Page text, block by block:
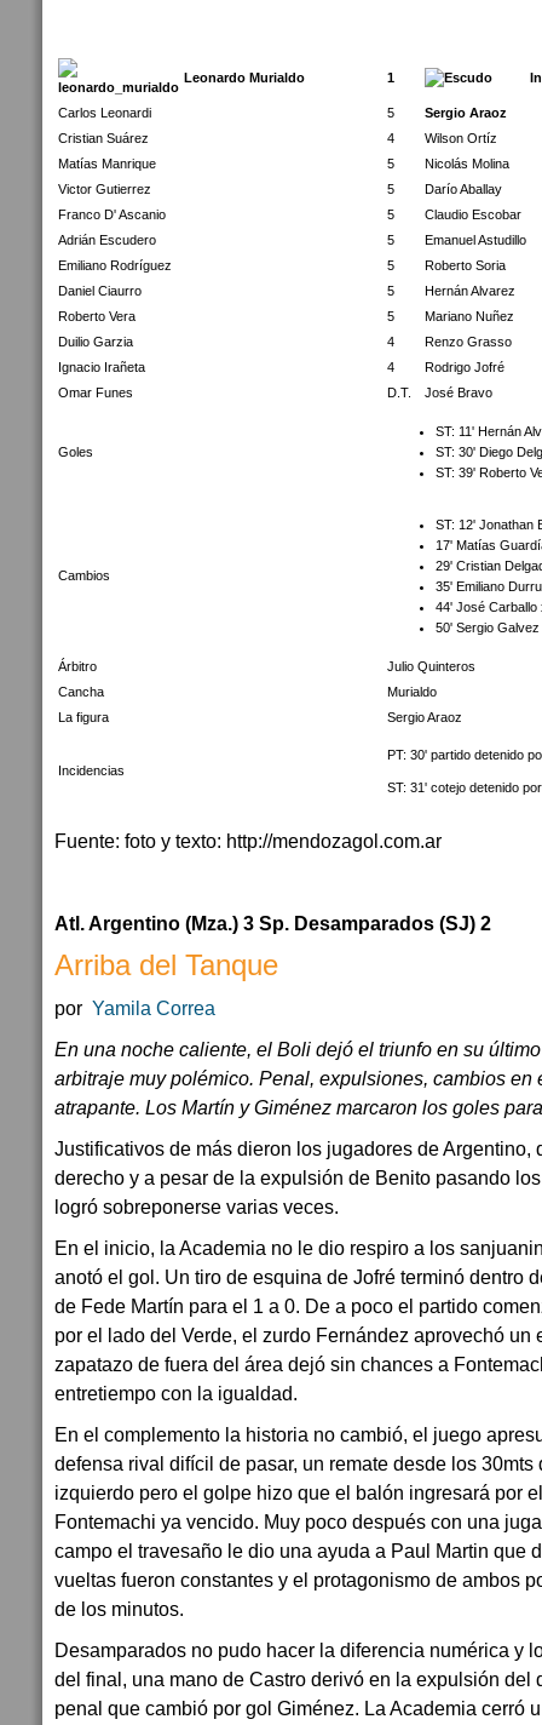
Leonardo Murialdo 1
Carlos Leonardi 5
Sergio Araoz
Cristian Suárez
4
Wilson Ortíz
Matías Manrique
5
Nicolás Molina
Victor Gutierrez
5
Darío Aballay
Franco D' Ascanio
5
Claudio Escobar
Adrián Escudero
5
Emanuel Astudillo
Emiliano Rodríguez
5
Roberto Soria
Daniel Ciaurro
5
Hernán Alvarez
Roberto Vera
5
Mariano Nuñez
Duilio Garzia
4
Renzo Grasso
Ignacio Irañeta
4
Rodrigo Jofré
Omar Funes
D.T. José Bravo
Goles
ST: 11' Hernán
ST: 30' Diego
ST: 39' Roberto
Cambios
ST: 12' Jonathan
17' Matías
29' Cristian
35' Emiliano
44' José Carballo
50' Sergio
Árbitro
Julio Quinteros
Cancha
Murialdo
La figura
Sergio Araoz
Incidencias
PT: 30' partido detenido
ST: 31' cotejo detenido
Fuente: foto y texto: http://mendozagol.com.ar
Atl. Argentino (Mza.) 3 Sp. Desamparados (SJ) 2
Arriba del Tanque
por Yamila Correa
En una noche caliente, el Boli dejó el triunfo en su
arbitraje muy polémico. Penal, expulsiones, cambios en
atrapante. Los Martín y Giménez marcaron los goles
Justificativos de más dieron los jugadores de Argentino,
derecho y a pesar de la expulsión de Benito pasando
logró sobreponerse varias veces.
En el inicio, la Academia no le dio respiro a los
anotó el gol. Un tiro de esquina de Jofré terminó dentro
de Fede Martín para el 1 a 0. De a poco el partido
por el lado del Verde, el zurdo Fernández aprovechó un
zapatazo de fuera del área dejó sin chances a
entretiempo con la igualdad.
En el complemento la historia no cambió, el juego
defensa rival difícil de pasar, un remate desde los
izquierdo pero el golpe hizo que el balón ingresará por
Fontemachi ya vencido. Muy poco después con una
campo el travesaño le dio una ayuda a Paul Martin que
vueltas fueron constantes y el protagonismo de ambos
de los minutos.
Desamparados no pudo hacer la diferencia numérica y
del final, una mano de Castro derivó en la expulsión del
penal que cambió por gol Giménez. La Academia cerró